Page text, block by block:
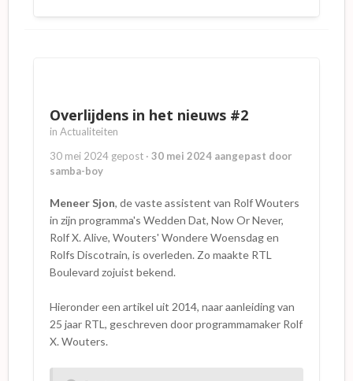
Overlijdens in het nieuws #2
in Actualiteiten
30 mei 2024 gepost · 30 mei 2024 aangepast door
samba-boy
Meneer Sjon, de vaste assistent van Rolf Wouters
in zijn programma's Wedden Dat, Now Or Never,
Rolf X. Alive, Wouters' Wondere Woensdag en
Rolfs Discotrain, is overleden. Zo maakte RTL
Boulevard zojuist bekend.
Hieronder een artikel uit 2014, naar aanleiding van
25 jaar RTL, geschreven door programmamaker Rolf
X. Wouters.